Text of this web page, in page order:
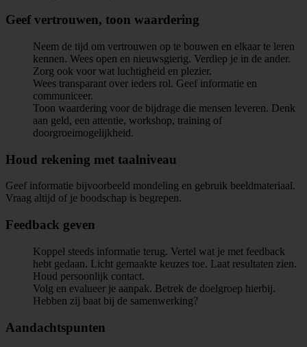
Geef vertrouwen, toon waardering
Neem de tijd om vertrouwen op te bouwen en elkaar te leren
kennen. Wees open en nieuwsgierig. Verdiep je in de ander.
Zorg ook voor wat luchtigheid en plezier.
Wees transparant over ieders rol. Geef informatie en
communiceer.
Toon waardering voor de bijdrage die mensen leveren. Denk
aan geld, een attentie, workshop, training of
doorgroeimogelijkheid.
Houd rekening met taalniveau
Geef informatie bijvoorbeeld mondeling en gebruik beeldmateriaal.
Vraag altijd of je boodschap is begrepen.
Feedback geven
Koppel steeds informatie terug. Vertel wat je met feedback
hebt gedaan. Licht gemaakte keuzes toe. Laat resultaten zien.
Houd persoonlijk contact.
Volg en evalueer je aanpak. Betrek de doelgroep hierbij.
Hebben zij baat bij de samenwerking?
Aandachtspunten